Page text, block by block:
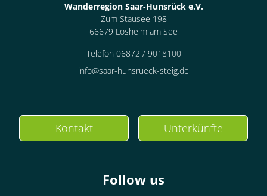
Wanderregion Saar-Hunsrück e.V.
Zum Stausee 198
66679 Losheim am See
Telefon 06872 / 9018100
info@saar-hunsrueck-steig.de
Kontakt Unterkünfte
Follow us